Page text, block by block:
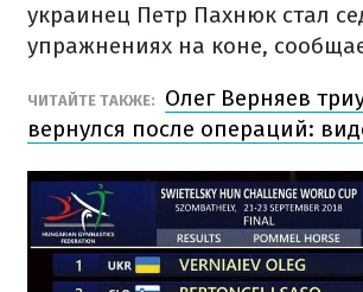
украинец Петр Пахнюк стал
упражнениях на коне,
ЧИТАЙТЕ ТАКЖЕ:
Олег Верняев
вернулся после операций: